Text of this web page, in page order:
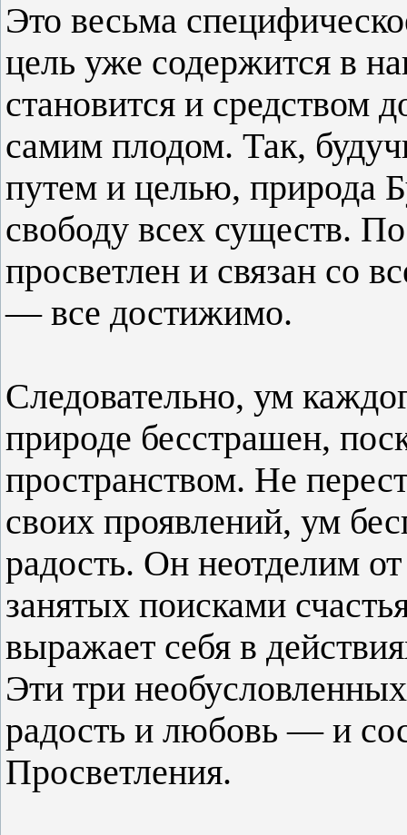
Это весьма
цель уже содержится в
становится и средством
самим плодом. Так,
путем и целью, природа
свободу всех существ.
просветлен и связан со
— все достижимо.
Следовательно, ум
природе бесстрашен,
пространством. Не
своих проявлений, ум
радость. Он неотделим
занятых поисками
выражает себя в
Эти три
радость и любовь — и
Просветления.